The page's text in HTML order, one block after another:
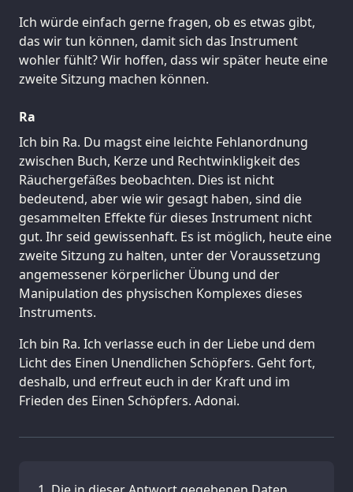
Ich würde einfach gerne fragen, ob es etwas gibt,
das wir tun können, damit sich das Instrument
wohler fühlt? Wir hoffen, dass wir später heute eine
zweite Sitzung machen können.
Ra
Ich bin Ra. Du magst eine leichte Fehlanordnung
zwischen Buch, Kerze und Rechtwinkligkeit des
Räuchergefäßes beobachten. Dies ist nicht
bedeutend, aber wie wir gesagt haben, sind die
gesammelten Effekte für dieses Instrument nicht
gut. Ihr seid gewissenhaft. Es ist möglich, heute eine
zweite Sitzung zu halten, unter der Voraussetzung
angemessener körperlicher Übung und der
Manipulation des physischen Komplexes dieses
Instruments.
Ich bin Ra. Ich verlasse euch in der Liebe und dem
Licht des Einen Unendlichen Schöpfers. Geht fort,
deshalb, und erfreut euch in der Kraft und im
Frieden des Einen Schöpfers. Adonai.